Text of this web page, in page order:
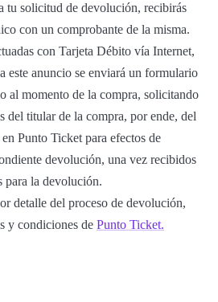
tu solicitud de devolución, recibirás
con un comprobante de la misma.
con Tarjeta Débito vía Internet,
este anuncio se enviará un formulario
al momento de la compra, solicitando
del titular de la compra, por ende, del
Punto Ticket para efectos de
devolución, una vez recibidos
para la devolución.
detalle del proceso de devolución,
y condiciones de Punto Ticket.